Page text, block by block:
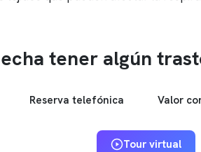
tener algún
Reserva telefónica Valor
Tour virtual